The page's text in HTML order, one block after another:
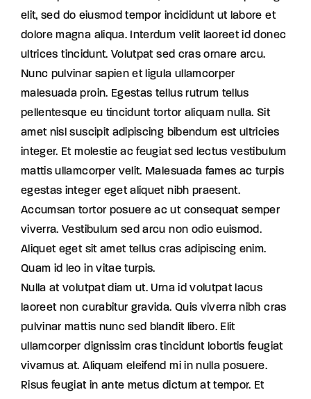
elit, sed do eiusmod tempor incididunt ut labore et
dolore magna aliqua. Interdum velit laoreet id donec
ultrices tincidunt. Volutpat sed cras ornare arcu.
Nunc pulvinar sapien et ligula ullamcorper
malesuada proin. Egestas tellus rutrum tellus
pellentesque eu tincidunt tortor aliquam nulla. Sit
amet nisl suscipit adipiscing bibendum est ultricies
integer. Et molestie ac feugiat sed lectus vestibulum
mattis ullamcorper velit. Malesuada fames ac turpis
egestas integer eget aliquet nibh praesent.
Accumsan tortor posuere ac ut consequat semper
viverra. Vestibulum sed arcu non odio euismod.
Aliquet eget sit amet tellus cras adipiscing enim.
Quam id leo in vitae turpis.
Nulla at volutpat diam ut. Urna id volutpat lacus
laoreet non curabitur gravida. Quis viverra nibh cras
pulvinar mattis nunc sed blandit libero. Elit
ullamcorper dignissim cras tincidunt lobortis feugiat
vivamus at. Aliquam eleifend mi in nulla posuere.
Risus feugiat in ante metus dictum at tempor. Et